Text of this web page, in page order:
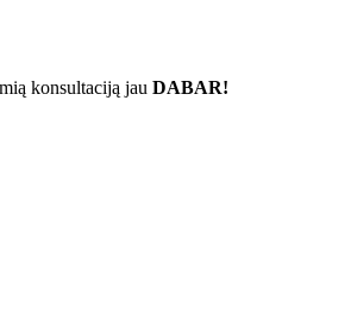
konsultaciją jau DABAR!